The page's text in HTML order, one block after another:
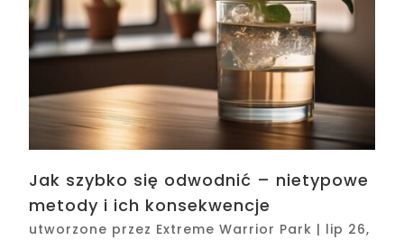
Jak szybko się odwodnić – nietypowe
metody i ich konsekwencje
utworzone przez Extreme Warrior Park | lip 26,